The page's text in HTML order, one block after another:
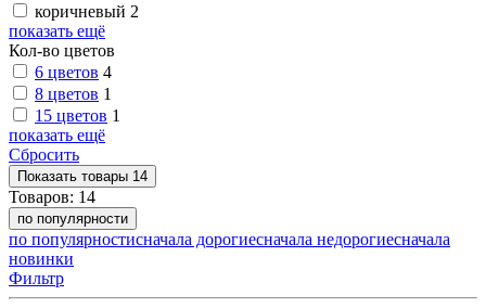
коричневый 2
показать ещё
Кол-во цветов
6 цветов 4
8 цветов 1
15 цветов 1
показать ещё
Сбросить
Показать товары 14
Товаров: 14
по популярности
по популярностисначала дорогиесначала недорогиесначала
новинки
Фильтр